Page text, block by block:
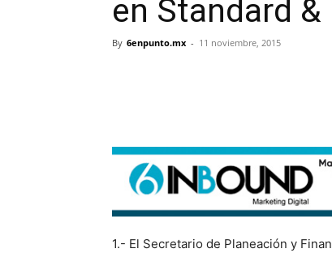
en Standard &
By 6enpunto.mx - 11 noviembre, 2015
1.- El Secretario de Planeación y